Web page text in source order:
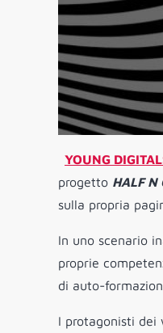
YOUNG
progetto HALFN
sulla propria
In uno scenario
proprie
di auto-
I protagonisti dei